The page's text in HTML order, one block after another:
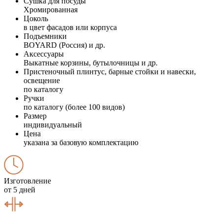
Хромированная
Цоколь
в цвет фасадов или корпуса
Подъемники
BOYARD (Россия) и др.
Аксессуары
Выкатные корзины, бутылочницы и др.
Пристеночный плинтус, барные стойки и навески,
освещение
по каталогу
Ручки
по каталогу (более 100 видов)
Размер
индивидуальный
Цена
указана за базовую комплектацию
Изготовление
от 5 дней